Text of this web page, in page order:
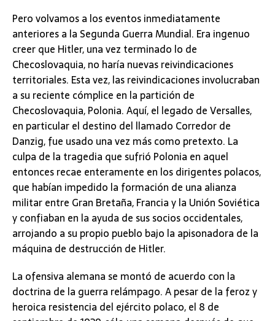
Pero volvamos a los eventos inmediatamente
anteriores a la Segunda Guerra Mundial. Era ingenuo
creer que Hitler, una vez terminado lo de
Checoslovaquia, no haría nuevas reivindicaciones
territoriales. Esta vez, las reivindicaciones involucraban
a su reciente cómplice en la partición de
Checoslovaquia, Polonia. Aquí, el legado de Versalles,
en particular el destino del llamado Corredor de
Danzig, fue usado una vez más como pretexto. La
culpa de la tragedia que sufrió Polonia en aquel
entonces recae enteramente en los dirigentes polacos,
que habían impedido la formación de una alianza
militar entre Gran Bretaña, Francia y la Unión Soviética
y confiaban en la ayuda de sus socios occidentales,
arrojando a su propio pueblo bajo la apisonadora de la
máquina de destrucción de Hitler.
La ofensiva alemana se montó de acuerdo con la
doctrina de la guerra relámpago. A pesar de la feroz y
heroica resistencia del ejército polaco, el 8 de